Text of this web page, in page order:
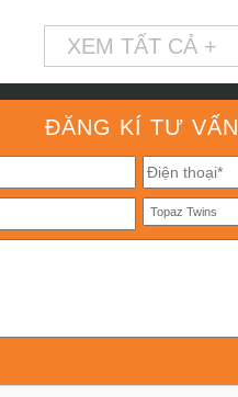
XEM TẤT CẢ +
ĐĂNG KÍ TƯ VẤN